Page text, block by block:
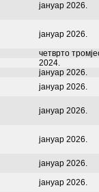
јануар 2026.
јануар 2026.
четврто
2024.
јануар 2026.
јануар 2026.
јануар 2026.
јануар 2026.
јануар 2026.
јануар 2026.